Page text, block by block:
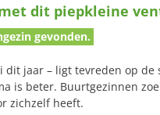
dit piepkleine
gevonden.
dit jaar – ligt tevreden op
is beter. Buurtgezinnen
zichzelf heeft.